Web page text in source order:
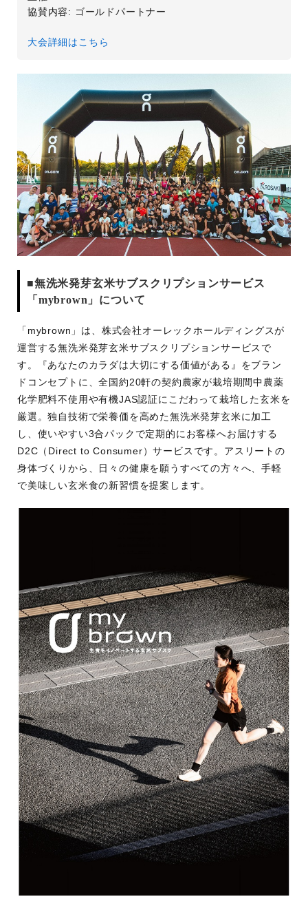
協賛内容: ゴールドパートナー
大会詳細はこちら
■無洗米発芽玄米サブスクリプションサービス
「mybrown」について
「mybrown」は、株式会社オーレックホールディングスが
運営する無洗米発芽玄米サブスクリプションサービスで
す。『あなたのカラダは大切にする価値がある』をブラン
ドコンセプトに、全国約20軒の契約農家が栽培期間中農薬
化学肥料不使用や有機JAS認証にこだわって栽培した玄米を
厳選。独自技術で栄養価を高めた無洗米発芽玄米に加工
し、使いやすい3合パックで定期的にお客様へお届けする
D2C（Direct to Consumer）サービスです。アスリートの
身体づくりから、日々の健康を願うすべての方々へ、手軽
で美味しい玄米食の新習慣を提案します。